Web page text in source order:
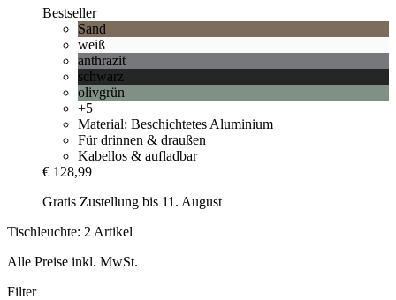
Bestseller
Sand
weiß
anthrazit
schwarz
olivgrün
+5
Material: Beschichtetes Aluminium
Für drinnen & draußen
Kabellos & aufladbar
€ 128,99
Gratis Zustellung bis 11. August
Tischleuchte: 2 Artikel
Alle Preise inkl. MwSt.
Filter